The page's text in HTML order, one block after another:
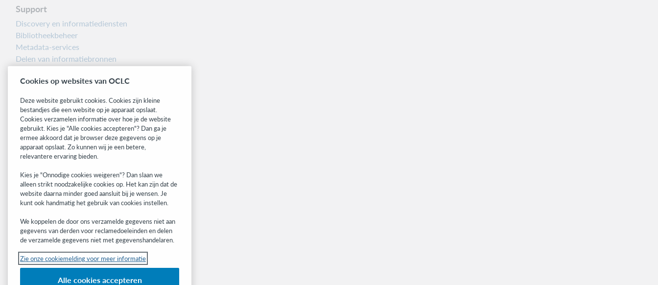
Support
Discovery en informatiediensten
Bibliotheekbeheer
Metadata-services
Delen van informatiebronnen
Informatie over releases
Related sites
OCLC.org
BibFormats
Community
WebJunction
Developer Network
Get the latest product updates, research,
events, and much more—right to your inbox.
Subscribe now
Cookies op websites van OCLC
Deze website gebruikt cookies. Cookies zijn kleine
bestandjes die een website op je apparaat opslaat.
Cookies verzamelen informatie over hoe je de website
gebruikt. Kies je "Alle cookies accepteren"? Dan ga je
ermee akkoord dat je browser deze gegevens op je
apparaat opslaat. Zo kunnen wij je een betere,
relevantere ervaring bieden.
Kies je "Onnodige cookies weigeren"? Dan slaan we
alleen strikt noodzakelijke cookies op. Het kan zijn dat de
website daarna minder goed aansluit bij je wensen. Je
kunt ook handmatig het gebruik van cookies instellen.
We koppelen de door ons verzamelde gegevens niet aan
gegevens van derden voor reclamedoeleinden en delen
de verzamelde gegevens niet met gegevenshandelaren.
Zie onze cookiemelding voor meer informatie
Alle cookies accepteren